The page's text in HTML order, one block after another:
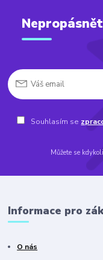
Souhlasím se
Můžete se
Informace pro
O nás